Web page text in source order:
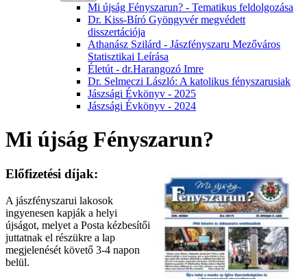
Mi újság Fényszarun? - Tematikus feldolgozása
Dr. Kiss-Bíró Gyöngyvér megvédett
disszertációja
Athanász Szilárd - Jászfényszaru Mezőváros
Statisztikai Leírása
Életút - dr.Harangozó Imre
Dr. Selmeczi László: A katolikus fényszarusiak
Jászsági Évkönyv - 2025
Jászsági Évkönyv - 2024
Mi újság Fényszarun?
Előfizetési díjak:
A jászfényszarui lakosok
ingyenesen kapják a helyi
újságot, melyet a Posta kézbesítői
juttatnak el részükre a lap
megjelenését követő 3-4 napon
belül.